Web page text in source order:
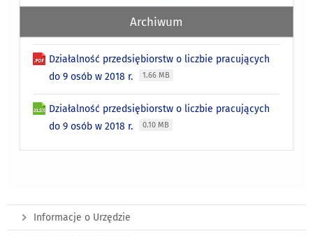
Archiwum
Działalność przedsiębiorstw o liczbie pracujących
do 9 osób w 2018 r.
1.66 MB
Działalność przedsiębiorstw o liczbie pracujących
do 9 osób w 2018 r.
0.10 MB
Informacje o Urzędzie